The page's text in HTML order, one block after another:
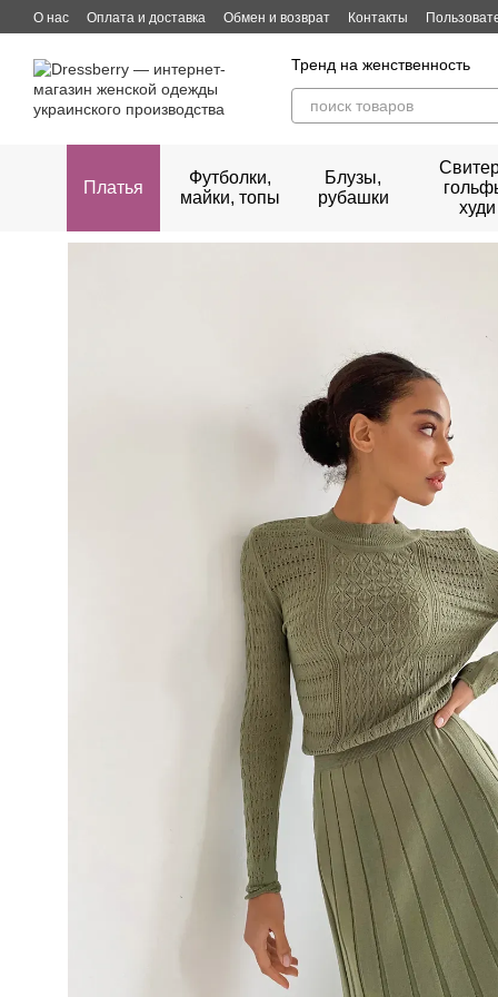
Перейти к основному контенту
О нас Оплата и доставка Обмен и возврат Контакты
Тренд на женственность
Платья
Футболки,
майки, топы
Блузы,
рубашки
худи